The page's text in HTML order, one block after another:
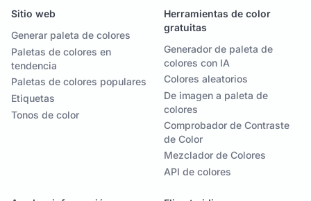
Sitio web
Generar paleta de colores
Paletas de colores en
tendencia
Paletas de colores populares
Etiquetas
Tonos de color
Herramientas de color
gratuitas
Generador de paleta de
colores con IA
Colores aleatorios
De imagen a paleta de
colores
Comprobador de Contraste
de Color
Mezclador de Colores
API de colores